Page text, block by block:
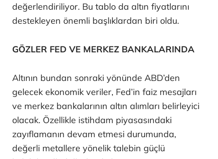
değerlendiriliyor. Bu tablo da altın fiyatlarını
destekleyen önemli başlıklardan biri oldu.
GÖZLER FED VE MERKEZ BANKALARINDA
Altının bundan sonraki yönünde ABD’den
gelecek ekonomik veriler, Fed’in faiz mesajları
ve merkez bankalarının altın alımları belirleyici
olacak. Özellikle istihdam piyasasındaki
zayıflamanın devam etmesi durumunda,
değerli metallere yönelik talebin güçlü